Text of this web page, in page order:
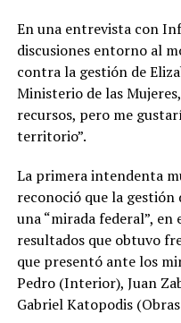
En una entrevista con
discusiones entorno al
contra la gestión de
Ministerio de las
recursos, pero me
territorio”.
La primera intendenta
reconoció que la
una “mirada federal”,
resultados que obtuvo
que presentó ante los
Pedro (Interior), Juan
Gabriel Katopodis